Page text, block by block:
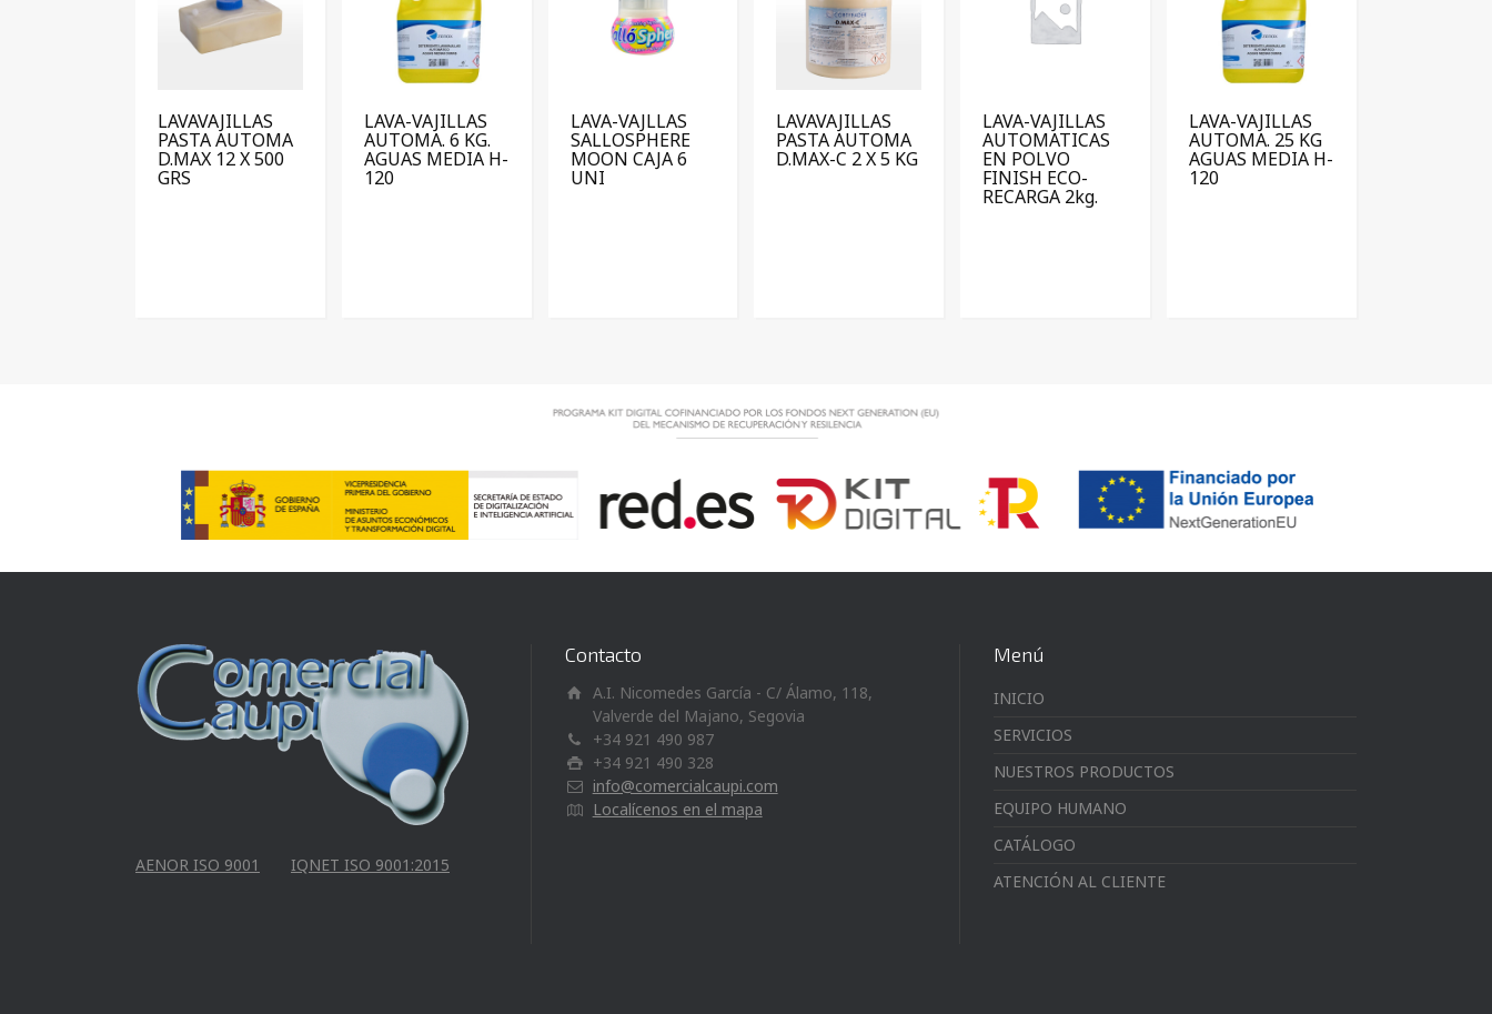
LAVAVAJILLAS
PASTA AUTOMA
D.MAX 12 X 500
GRS
LAVA-VAJILLAS
AUTOMA. 6 KG.
AGUAS MEDIA H-
120
LAVA-VAJLLAS
SALLOSPHERE
MOON CAJA 6
UNI
LAVAVAJILLAS
PASTA AUTOMA
D.MAX-C 2 X 5 KG
LAVA-VAJILLAS
AUTOMATICAS
EN POLVO
FINISH ECO-
RECARGA 2kg.
LAVA-VAJILLAS
AUTOMA. 25 KG
AGUAS MEDIA H-
120
AENOR ISO 9001 IQNET ISO 9001:2015
Contacto
A.I. Nicomedes García - C/ Álamo, 118,
Valverde del Majano, Segovia
+34 921 490 987
+34 921 490 328
info@comercialcaupi.com
Localícenos en el mapa
Menú
INICIO
SERVICIOS
NUESTROS PRODUCTOS
EQUIPO HUMANO
CATÁLOGO
ATENCIÓN AL CLIENTE